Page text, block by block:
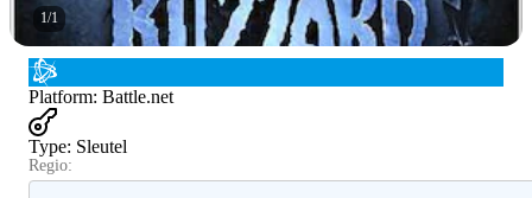
1/1
Platform: Battle.net
Type: Sleutel
Regio: